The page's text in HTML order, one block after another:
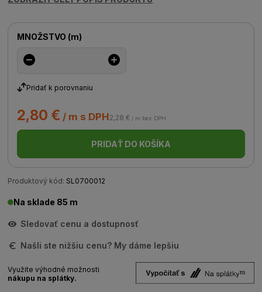
MNOŽSTVO (m)
Pridať k porovnaniu
2,80 € / m s DPH2,28 € / m bez DPH
PRIDAŤ DO KOŠÍKA
Produktový kód: SL0700012
Na sklade 85 m
Sledovať cenu a dostupnosť
Našli ste nižšiu cenu? My dáme lepšiu
Využite výhodné možnosti
nákupu na splátky.